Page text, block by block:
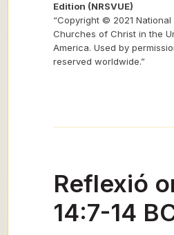
Edition (NRSVUE)
“Copyright © 2021
Churches of Christ in the
America. Used by
reserved worldwide.”
Reflexió
14:7-14